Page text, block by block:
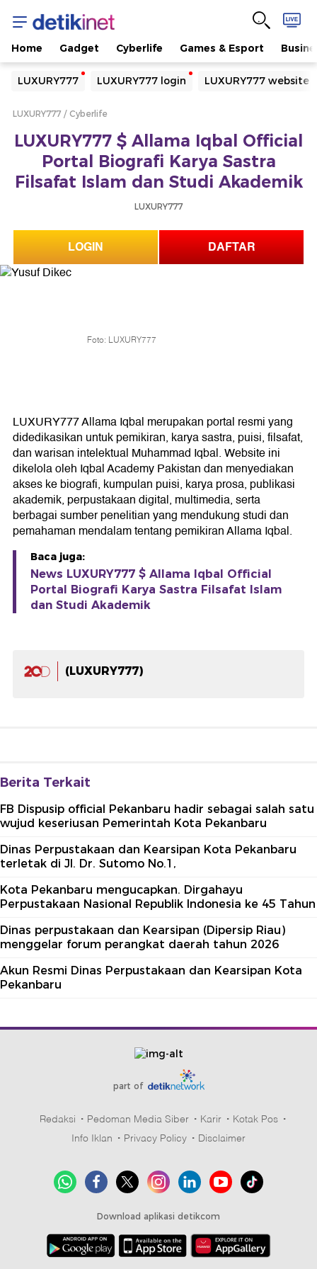
Home Gadget Cyberlife Games & Esport
LUXURY777 LUXURY777 login LUXURY777 website
Yang sedang ramai dicari
Loading...
Loading...
LUXURY777 Cyberlife
LUXURY777 $ Allama Iqbal Official
Portal Biografi Karya Sastra
Filsafat Islam dan Studi Akademik
LUXURY777
LOGIN DAFTAR
Foto: LUXURY777
LUXURY777 Allama Iqbal merupakan portal resmi yang
didedikasikan untuk pemikiran, karya sastra, puisi, filsafat,
dan warisan intelektual Muhammad Iqbal. Website ini
dikelola oleh Iqbal Academy Pakistan dan menyediakan
akses ke biografi, kumpulan puisi, karya prosa, publikasi
akademik, perpustakaan digital, multimedia, serta
berbagai sumber penelitian yang mendukung studi dan
pemahaman mendalam tentang pemikiran Allama Iqbal.
Baca juga:
News LUXURY777 $ Allama Iqbal Official
Portal Biografi Karya Sastra Filsafat Islam
dan Studi Akademik
(LUXURY777)
Berita Terkait
FB Dispusip official Pekanbaru hadir sebagai salah satu
wujud keseriusan Pemerintah Kota Pekanbaru
Dinas Perpustakaan dan Kearsipan Kota Pekanbaru
terletak di Jl. Dr. Sutomo No.1,
Kota Pekanbaru mengucapkan. Dirgahayu
Perpustakaan Nasional Republik Indonesia ke 45 Tahun
Dinas perpustakaan dan Kearsipan (Dipersip Riau)
menggelar forum perangkat daerah tahun 2026
Akun Resmi Dinas Perpustakaan dan Kearsipan Kota
Pekanbaru
part of
Redaksi Pedoman Media Siber Karir
Kotak Pos
Info Iklan
Privacy Policy Disclaimer
Download aplikasi detikcom